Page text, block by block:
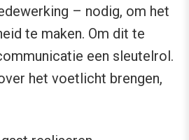
– nodig, om het
te maken. Om dit te
een sleutelrol.
het voetlicht brengen,